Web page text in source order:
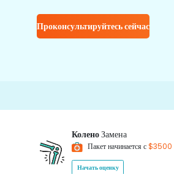
Проконсультируйтесь сейчас
КоленоЗамена
Пакет начинается с$3500
Начать оценку